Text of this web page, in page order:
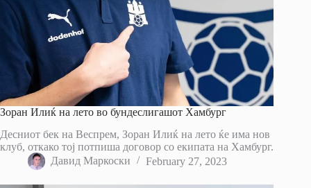
Зоран Илиќ на лето во бундеслигашот Хамбург
Десниот бек на Веспрем, Зоран Илиќ на лето ќе има нов
клуб, откако тој потпиша договор со екипата на Хамбург.
Давид Маркоски
February 27, 2023